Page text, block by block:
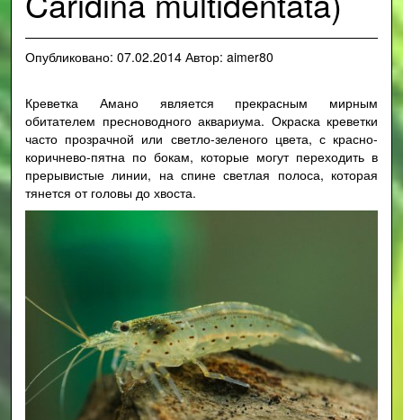
Опубликовано: 07.02.2014 Автор: aimer80
Креветка Амано является прекрасным мирным
обитателем пресноводного аквариума. Окраска креветки
часто прозрачной или светло-зеленого цвета, с красно-
коричнево-пятна по бокам, которые могут переходить в
прерывистые линии, на спине светлая полоса, которая
тянется от головы до хвоста.